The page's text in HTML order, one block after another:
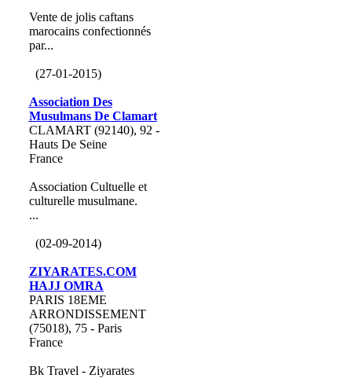
Vente de jolis caftans
marocains confectionnés
par...
(27-01-2015)
Association Des
Musulmans De Clamart
CLAMART (92140), 92 -
Hauts De Seine
France
Association Cultuelle et
culturelle musulmane.
...
(02-09-2014)
ZIYARATES.COM
HAJJ OMRA
PARIS 18EME
ARRONDISSEMENT
(75018), 75 - Paris
France
Bk Travel - Ziyarates